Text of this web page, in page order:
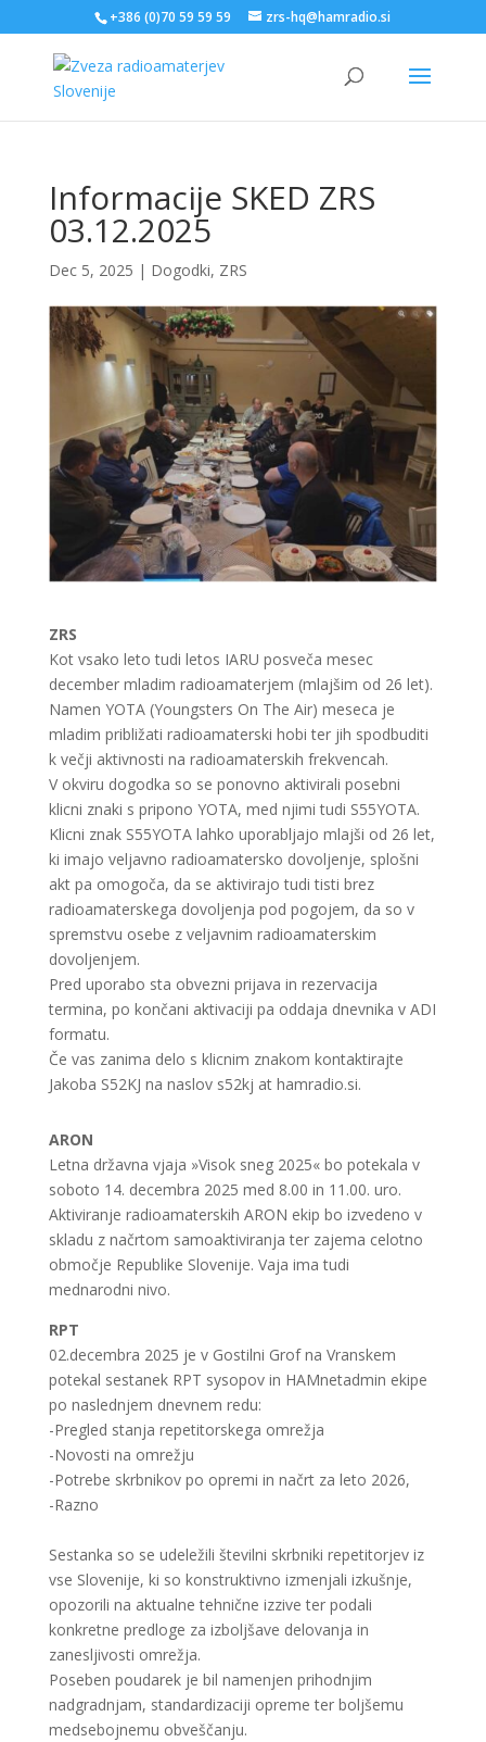
+386 (0)70 59 59 59 zrs-hq@hamradio.si
Informacije SKED ZRS
03.12.2025
Dec 5, 2025 | Dogodki, ZRS
ZRS
Kot vsako leto tudi letos IARU posveča mesec
december mladim radioamaterjem (mlajšim od 26 let).
Namen YOTA (Youngsters On The Air) meseca je
mladim približati radioamaterski hobi ter jih spodbuditi
k večji aktivnosti na radioamaterskih frekvencah.
V okviru dogodka so se ponovno aktivirali posebni
klicni znaki s pripono YOTA, med njimi tudi S55YOTA.
Klicni znak S55YOTA lahko uporabljajo mlajši od 26 let,
ki imajo veljavno radioamatersko dovoljenje, splošni
akt pa omogoča, da se aktivirajo tudi tisti brez
radioamaterskega dovoljenja pod pogojem, da so v
spremstvu osebe z veljavnim radioamaterskim
dovoljenjem.
Pred uporabo sta obvezni prijava in rezervacija
termina, po končani aktivaciji pa oddaja dnevnika v ADI
formatu.
Če vas zanima delo s klicnim znakom kontaktirajte
Jakoba S52KJ na naslov s52kj at hamradio.si.
ARON
Letna državna vjaja »Visok sneg 2025« bo potekala v
soboto 14. decembra 2025 med 8.00 in 11.00. uro.
Aktiviranje radioamaterskih ARON ekip bo izvedeno v
skladu z načrtom samoaktiviranja ter zajema celotno
območje Republike Slovenije. Vaja ima tudi
mednarodni nivo.
RPT
02.decembra 2025 je v Gostilni Grof na Vranskem
potekal sestanek RPT sysopov in HAMnetadmin ekipe
po naslednjem dnevnem redu:
-Pregled stanja repetitorskega omrežja
-Novosti na omrežju
-Potrebe skrbnikov po opremi in načrt za leto 2026,
-Razno
Sestanka so se udeležili številni skrbniki repetitorjev iz
vse Slovenije, ki so konstruktivno izmenjali izkušnje,
opozorili na aktualne tehnične izzive ter podali
konkretne predloge za izboljšave delovanja in
zanesljivosti omrežja.
Poseben poudarek je bil namenjen prihodnjim
nadgradnjam, standardizaciji opreme ter boljšemu
medsebojnemu obveščanju.